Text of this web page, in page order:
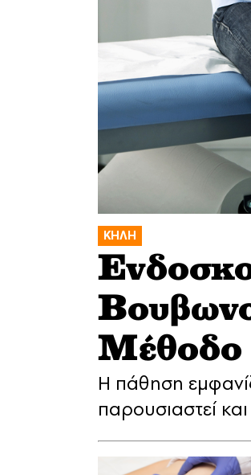
ΚΗΛΗ
Η πάθηση
παρουσιαστεί